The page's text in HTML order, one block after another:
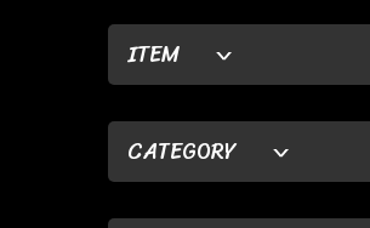
ITEM
CATEGORY